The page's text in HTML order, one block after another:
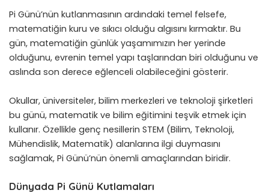
Pi Günü’nün kutlanmasının ardındaki temel felsefe,
matematiğin kuru ve sıkıcı olduğu algısını kırmaktır. Bu
gün, matematiğin günlük yaşamımızın her yerinde
olduğunu, evrenin temel yapı taşlarından biri olduğunu ve
aslında son derece eğlenceli olabileceğini gösterir.
Okullar, üniversiteler, bilim merkezleri ve teknoloji şirketleri
bu günü, matematik ve bilim eğitimini teşvik etmek için
kullanır. Özellikle genç nesillerin STEM (Bilim, Teknoloji,
Mühendislik, Matematik) alanlarına ilgi duymasını
sağlamak, Pi Günü’nün önemli amaçlarından biridir.
Dünyada Pi Günü Kutlamaları